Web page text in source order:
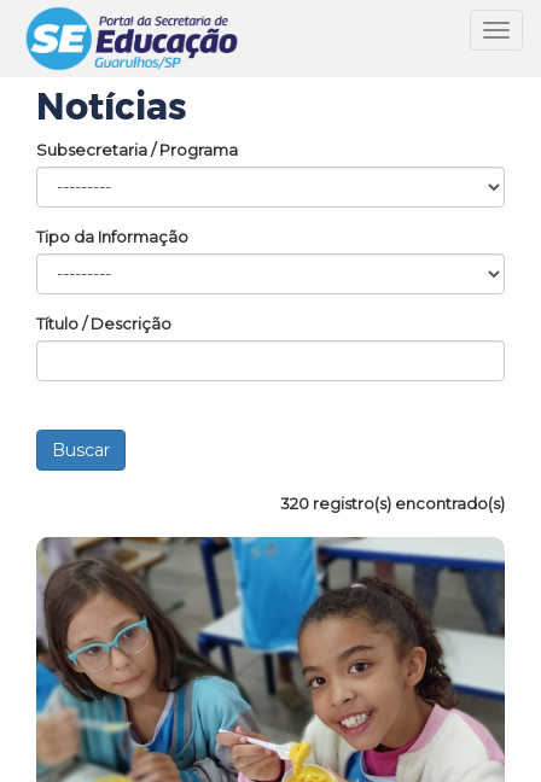
Notícias
Subsecretaria / Programa
Tipo da Informação
Título / Descrição
320 registro(s) encontrado(s)